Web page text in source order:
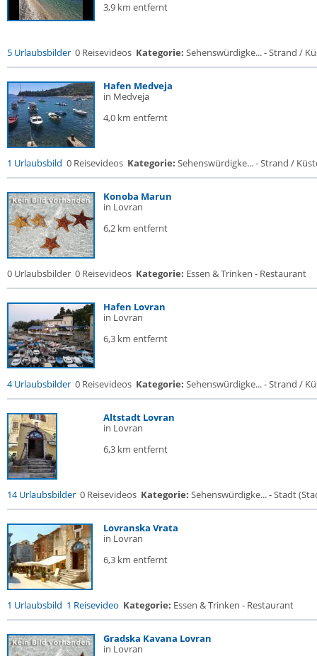
3,9 km entfernt
5 Urlaubsbilder 0 Reisevideos Kategorie: Sehenswürdigke... - Strand /
Hafen Medveja
in Medveja
4,0 km entfernt
1 Urlaubsbild 0 Reisevideos Kategorie: Sehenswürdigke... - Strand /
Konoba Marun
in Lovran
6,2 km entfernt
0 Urlaubsbilder 0 Reisevideos Kategorie: Essen & Trinken - Restaurant
Hafen Lovran
in Lovran
6,3 km entfernt
4 Urlaubsbilder 0 Reisevideos Kategorie: Sehenswürdigke... - Strand /
Altstadt Lovran
in Lovran
6,3 km entfernt
14 Urlaubsbilder 0 Reisevideos Kategorie: Sehenswürdigke... - Stadt
Lovranska Vrata
in Lovran
6,3 km entfernt
1 Urlaubsbild 1 Reisevideo Kategorie: Essen & Trinken - Restaurant
Gradska Kavana Lovran
in Lovran